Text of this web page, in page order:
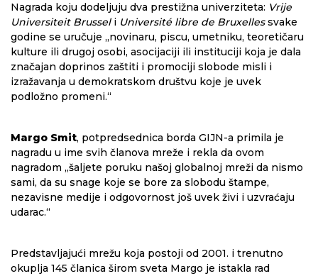
Nagrada koju dodeljuju dva prestižna univerziteta: Vrije
Universiteit Brusseli Université libre de Bruxellessvake
godine se uručuje „novinaru, piscu, umetniku, teoretičaru
kulture ili drugoj osobi, asocijaciji ili instituciji koja je dala
značajan doprinos zaštiti i promociji slobode misli i
izražavanja u demokratskom društvu koje je uvek
podložno promeni.“
Margo Smit, potpredsednica borda GIJN-a primila je
nagradu u ime svih članova mreže i rekla da ovom
nagradom „šaljete poruku našoj globalnoj mreži da nismo
sami, da su snage koje se bore za slobodu štampe,
nezavisne medije i odgovornost još uvek živi i uzvraćaju
udarac.“
Predstavljajući mrežu koja postoji od 2001. i trenutno
okuplja 145 članica širom sveta Margo je istakla rad